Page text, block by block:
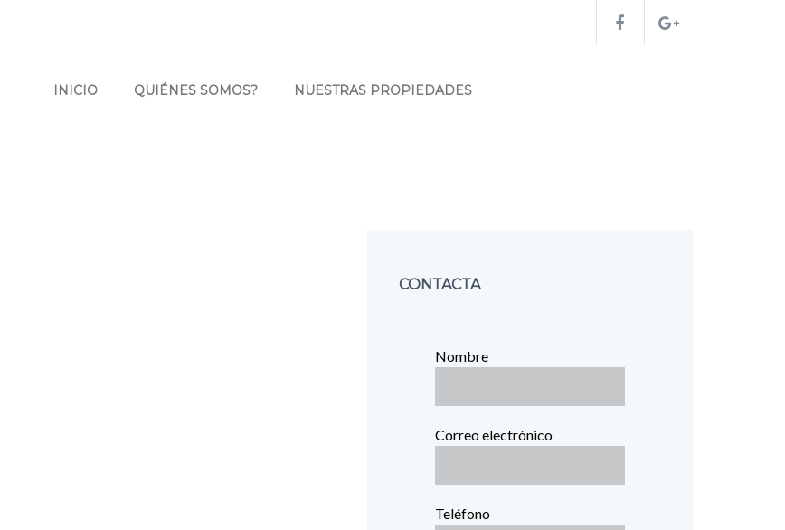
INICIO QUIÉNES SOMOS? NUESTRAS PROPIEDADES
CONTACTA
Nombre
Correo electrónico
Teléfono